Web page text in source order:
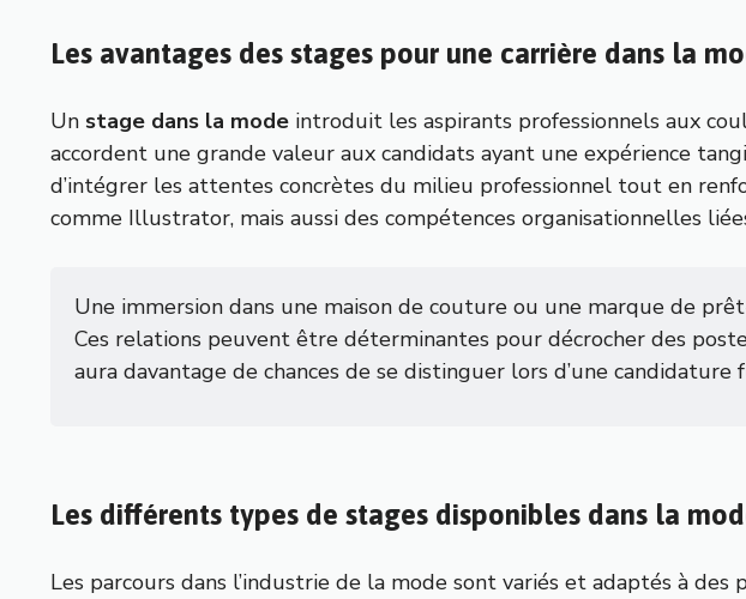
Les avantages des stages pour une carrière dans la
Un stage dans la mode introduit les aspirants professionnels aux
accordent une grande valeur aux candidats ayant une expérience
d’intégrer les attentes concrètes du milieu professionnel tout en
comme Illustrator, mais aussi des compétences organisationnelles
Une immersion dans une maison de couture ou une marque de
Ces relations peuvent être déterminantes pour décrocher des
aura davantage de chances de se distinguer lors d’une candidature
Les différents types de stages disponibles dans la
Les parcours dans l’industrie de la mode sont variés et adaptés à